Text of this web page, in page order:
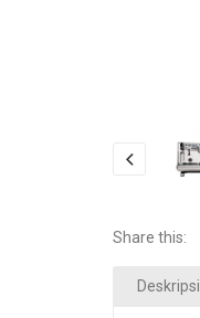
Share this:
Deskripsi